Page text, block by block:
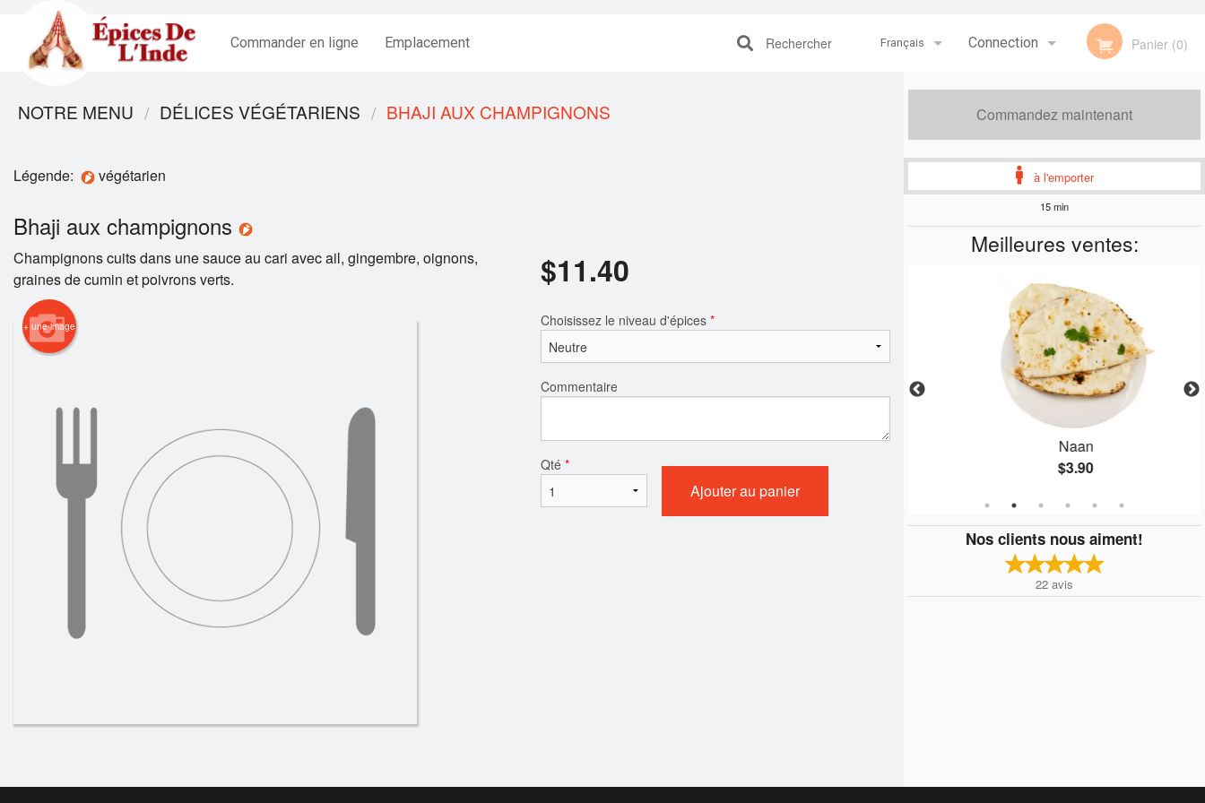
Commander en ligne Emplacement Français
English
Connection Panier (0)
Rechercher
Commandez maintenant
à l'emporter
15 min
Meilleures ventes:
Naan à l'ail et à la coriandre
Riz pilao
$3.90
Naan
$3.90
Nos clients nous aiment!
22 avis
NOTRE MENU DÉLICES VÉGÉTARIENS BHAJI AUX CHAMPIGNONS
Légende: végétarien
Bhaji aux champignons
Champignons cuits dans une sauce au cari avec ail, gingembre, oignons,
graines de cumin et poivrons verts.
+ une image
$11.40
Choisissez le niveau d'épices *
Commentaire
Qté *
Ajouter au panier